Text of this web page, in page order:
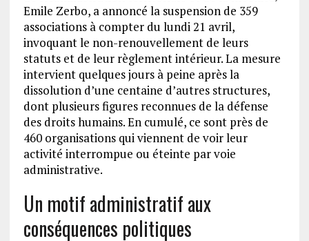
Emile Zerbo, a annoncé la suspension de 359
associations à compter du lundi 21 avril,
invoquant le non-renouvellement de leurs
statuts et de leur règlement intérieur. La mesure
intervient quelques jours à peine après la
dissolution d’une centaine d’autres structures,
dont plusieurs figures reconnues de la défense
des droits humains. En cumulé, ce sont près de
460 organisations qui viennent de voir leur
activité interrompue ou éteinte par voie
administrative.
Un motif administratif aux
conséquences politiques